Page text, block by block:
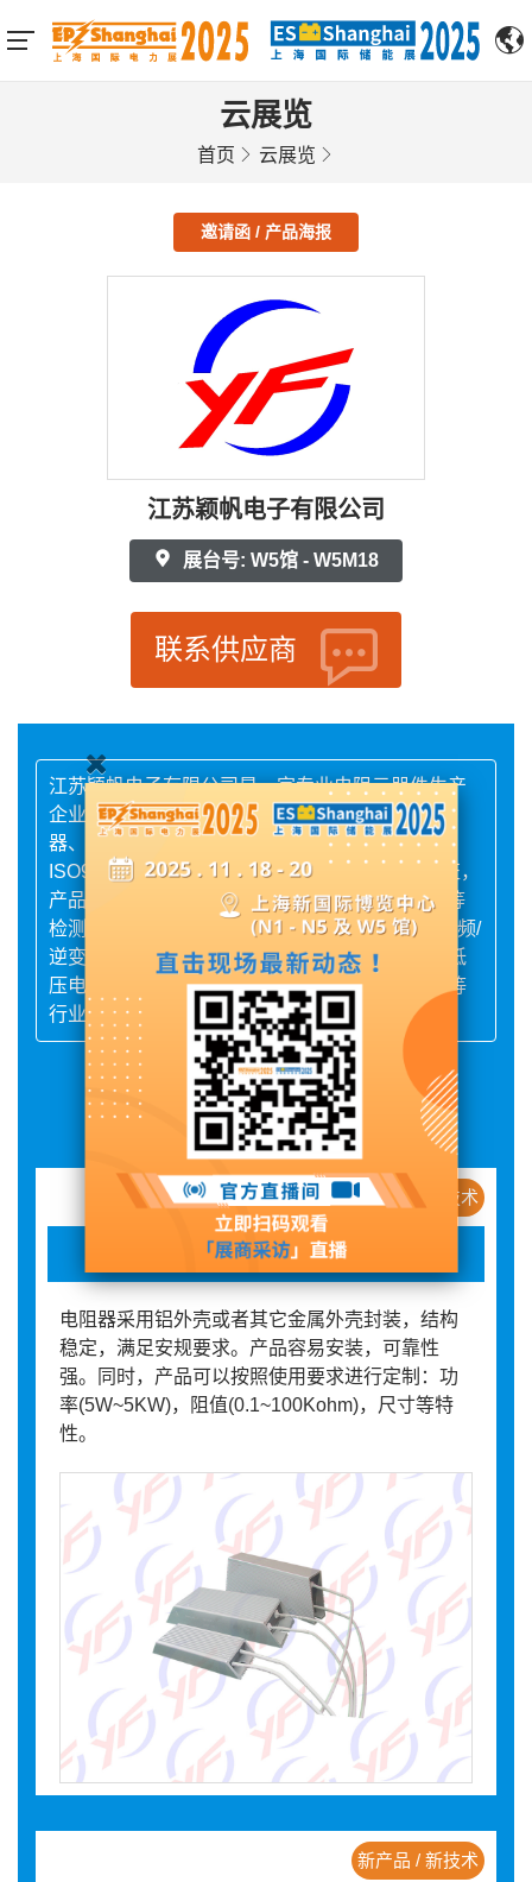
云展览
首页 云展览
邀请函 / 产品海报
江苏颖帆电子有限公司
展台号: W5馆 - W5M18
联系供应商
江苏颖帆电子有限公司是一家专业电阻元器件生产
企业，主要产品有功率电阻、色环电阻器、分流
器、滤波器、电抗器、变压器等。公司已通过
ISO9001，1SO14001，和IATF16949等体系认证，
产品已经通过ROHS/REACH/UL/VDE/CE/CCC等
检测/认证，广泛应用于交通运输、电力/电源、变频/
逆变器、新能源行业、风能发电、汽车电子、高低
压电气、LED行业、数控设备、仪器仪表、家电等
行业。
展品详情
新产品 / 新技术
金属外壳封装线绕功率电阻器
电阻器采用铝外壳或者其它金属外壳封装，结构
稳定，满足安规要求。产品容易安装，可靠性
强。同时，产品可以按照使用要求进行定制：功
率(5W~5KW)，阻值(0.1~100Kohm)，尺寸等特
性。
新产品 / 新技术